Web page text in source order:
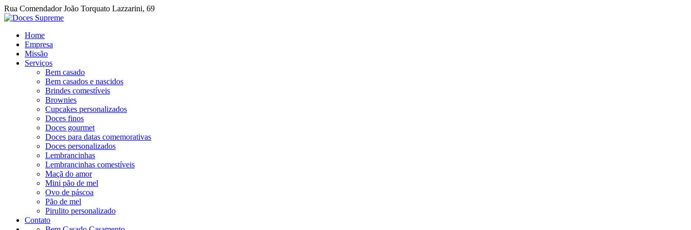
Rua Comendador João Torquato Lazzarini, 69
Home
Empresa
Missão
Serviços
Bem casado
Bem casados e nascidos
Brindes comestíveis
Brownies
Cupcakes personalizados
Doces finos
Doces gourmet
Doces para datas comemorativas
Doces personalizados
Lembrancinhas
Lembrancinhas comestíveis
Maçã do amor
Mini pão de mel
Ovo de páscoa
Pão de mel
Pirulito personalizado
Contato